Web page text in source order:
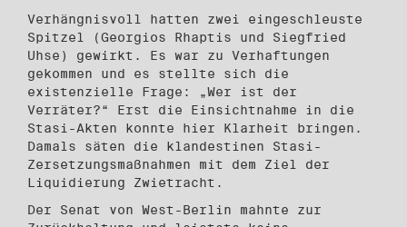
Verhängnisvoll hatten zwei eingeschleuste
Spitzel (Georgios Rhaptis und Siegfried
Uhse) gewirkt. Es war zu Verhaftungen
gekommen und es stellte sich die
existenzielle Frage: „Wer ist der
Verräter?“ Erst die Einsichtnahme in die
Stasi-Akten konnte hier Klarheit bringen.
Damals säten die klandestinen Stasi-
Zersetzungsmaßnahmen mit dem Ziel der
Liquidierung Zwietracht.
Der Senat von West-Berlin mahnte zur